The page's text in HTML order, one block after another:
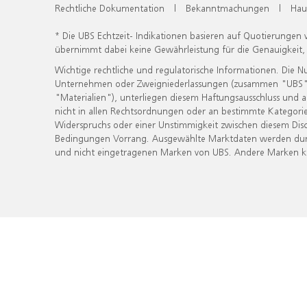
Rechtliche Dokumentation | Bekanntmachungen |
* Die UBS Echtzeit- Indikationen basieren auf
übernimmt dabei keine Gewährleistung für die
Wichtige rechtliche und regulatorische Informationen. Die
Unternehmen oder Zweigniederlassungen (zusammen
"Materialien"), unterliegen diesem Haftungsausschluss
nicht in allen Rechtsordnungen oder an bestimmte
Widerspruchs oder einer Unstimmigkeit zwischen diesem
Bedingungen Vorrang. Ausgewählte Marktdaten werden
und nicht eingetragenen Marken von UBS. Andere Marken